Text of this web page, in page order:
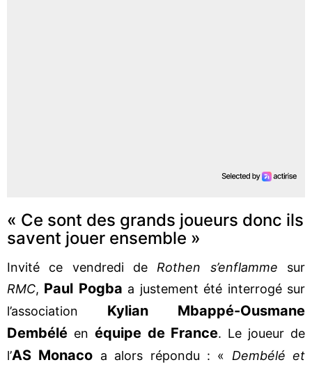
« Ce sont des grands joueurs donc ils
savent jouer ensemble »
Invité ce vendredi de Rothen s’enflamme sur
RMC, Paul Pogba a justement été interrogé sur
l’association Kylian Mbappé-Ousmane
Dembélé en équipe de France. Le joueur de
l’AS Monaco a alors répondu : « Dembélé et